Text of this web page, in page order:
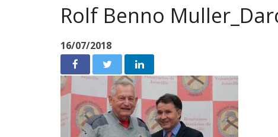
Rolf Benno
16/07/2018